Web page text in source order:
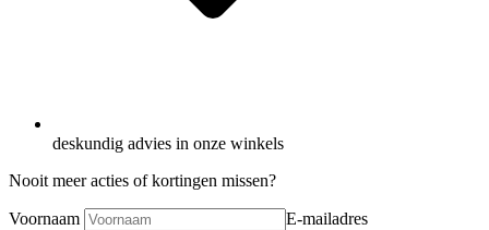
deskundig advies in onze winkels
Nooit meer acties of kortingen missen?
Voornaam E-mailadres